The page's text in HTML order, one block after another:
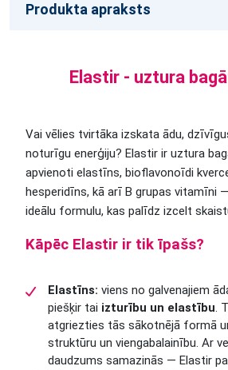
Produkta apraksts
Elastir - uztura
Vai vēlies tvirtāka izskata ādu,
noturīgu enerģiju? Elastir ir uztura
apvienoti elastīns, bioflavonoīdi
hesperidīns, kā arī B grupas vitamīni
ideālu formulu, kas palīdz izcelt
Kāpēc Elastir ir tik īpašs?
Elastīns: viens no galvenajiem
piešķir tai izturību un elastību.
atgriezties tās sākotnējā formā
struktūru un viengabalainību. Ar
daudzums samazinās — Elastir